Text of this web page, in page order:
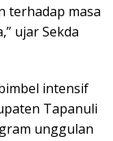
terhadap masa
ujar Sekda
intensif
Tapanuli
unggulan